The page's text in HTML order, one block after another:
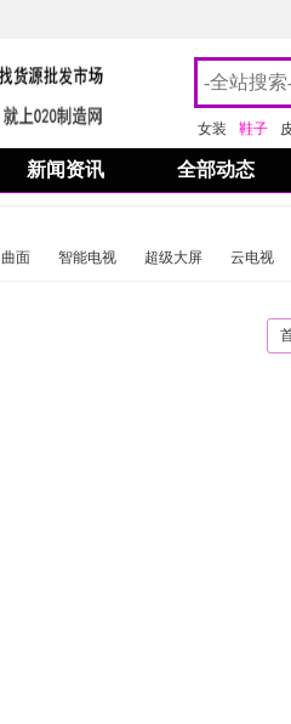
女装 鞋子
新闻资讯 全部动态
曲面 智能电视 超级大屏 云电视